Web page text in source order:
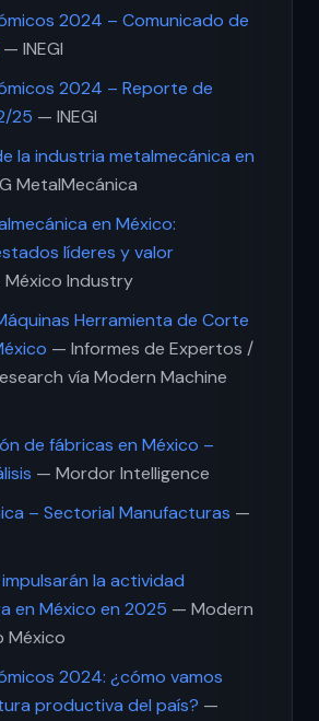
2024 – Comunicado de
— INEGI
2024 – Reporte de
25 — INEGI
la industria metalmecánica en
MetalMecánica
en México:
líderes y valor
Industry
Herramienta de Corte
— Informes de Expertos /
vía Modern Machine
de fábricas en México –
— Mordor Intelligence
– Sectorial Manufacturas —
la actividad
en México en 2025 — Modern
México
2024: ¿cómo vamos
productiva del país? —